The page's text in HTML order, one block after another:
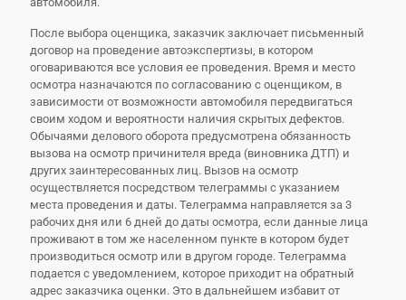
После выбора оценщика, заказчик заключает письменный
договор на проведение автоэкспертизы, в котором
оговариваются все условия ее проведения. Время и место
осмотра назначаются по согласованию с оценщиком, в
зависимости от возможности автомобиля передвигаться
своим ходом и вероятности наличия скрытых дефектов.
Обычаями делового оборота предусмотрена обязанность
вызова на осмотр причинителя вреда (виновника ДТП) и
других заинтересованных лиц. Вызов на осмотр
осуществляется посредством телеграммы с указанием
места проведения и даты. Телеграмма направляется за 3
рабочих дня или 6 дней до даты осмотра, если данные лица
проживают в том же населенном пункте в котором будет
производиться осмотр или в другом городе. Телеграмма
подается с уведомлением, которое приходит на обратный
адрес заказчика оценки. Это в дальнейшем избавит от